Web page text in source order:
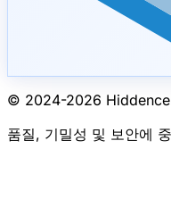
© 2024-2026
품질, 기밀성 및 보안에